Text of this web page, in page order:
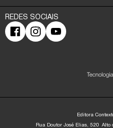
Editora
Rua Doutor José Elias, 520 Alto